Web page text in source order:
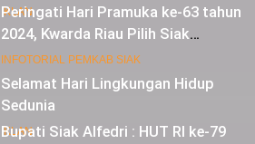
IKLAN
Selamat Hari Lingkungan Hidup
Sedunia
IKLAN
Peringati Hari Pramuka ke-63 tahun
2024, Kwarda Riau Pilih Siak
Sebagai Tuan Rumah
INFOTORIAL PEMKAB SIAK
Bupati Siak Alfedri : HUT RI ke-79